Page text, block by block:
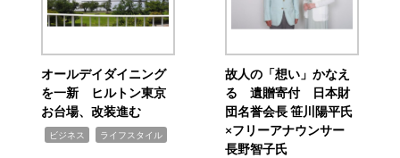
オールデイダイニング
を一新 ヒルトン東京
お台場、改装進む
ビジネス ライフスタイル
故人の「想い」かなえ
る 遺贈寄付 日本財
団名誉会長 笹川陽平氏
×フリーアナウンサー
長野智子氏